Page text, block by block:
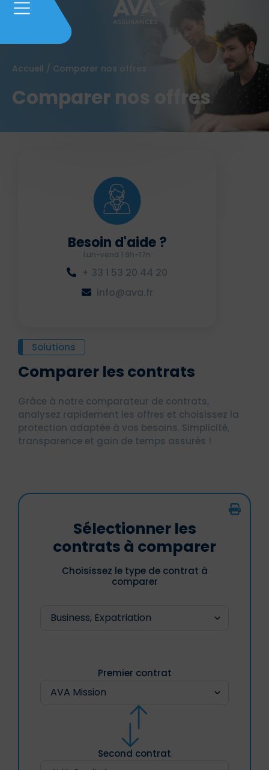
Accueil / Comparer nos offres
Comparer nos offres
Solutions
Comparer les contrats
Grâce à notre comparateur de contrats,
analysez rapidement les offres et choisissez la
protection adaptée à vos besoins. Simplicité,
transparence et gain de temps assurés !
Besoin d'aide ?
Lun-vend | 9h-17h
+ 33 1 53 20 44 20
info@ava.fr
Sélectionner les
contrats à comparer
Choisissez le type de contrat à
comparer
Premier contrat
Second contrat